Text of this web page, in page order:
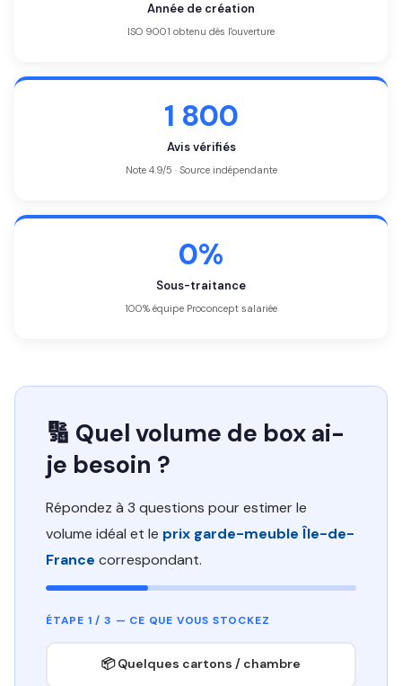
Année de création
ISO 9001 obtenu dès l'ouverture
1 800
Avis vérifiés
Note 4.9/5 · Source indépendante
0%
Sous-traitance
100% équipe Proconcept salariée
🔢 Quel volume de box ai-
je besoin ?
Répondez à 3 questions pour estimer le
volume idéal et le prix garde-meuble Île-de-
France correspondant.
ÉTAPE 1 / 3 — CE QUE VOUS STOCKEZ
📦 Quelques cartons / chambre